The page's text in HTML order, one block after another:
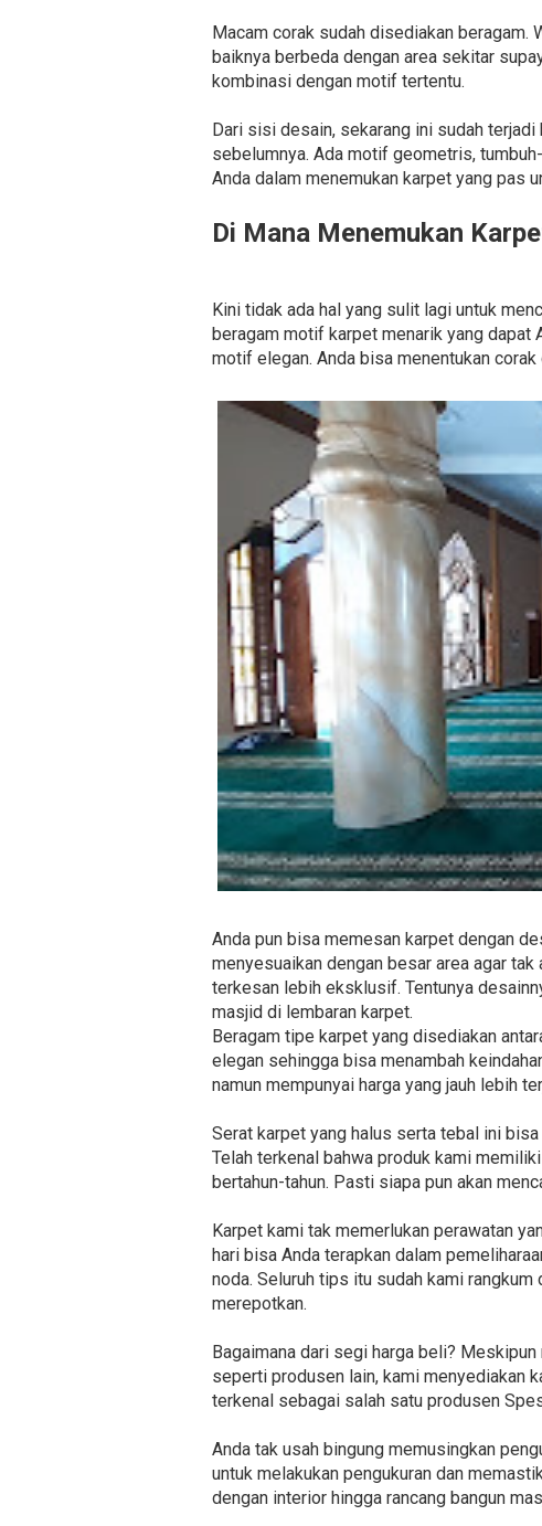
Macam corak sudah disediakan beragam.
baiknya berbeda dengan area sekitar
kombinasi dengan motif tertentu.
Dari sisi desain, sekarang ini sudah
sebelumnya. Ada motif geometris,
Anda dalam menemukan karpet yang pas
Di Mana Menemukan
Kini tidak ada hal yang sulit lagi untuk
beragam motif karpet menarik yang dapat
motif elegan. Anda bisa menentukan
Anda pun bisa memesan karpet dengan
menyesuaikan dengan besar area agar
terkesan lebih eksklusif. Tentunya
masjid di lembaran karpet.
Beragam tipe karpet yang disediakan
elegan sehingga bisa menambah
namun mempunyai harga yang jauh lebih
Serat karpet yang halus serta tebal ini
Telah terkenal bahwa produk kami
bertahun-tahun. Pasti siapa pun akan
Karpet kami tak memerlukan perawatan
hari bisa Anda terapkan dalam
noda. Seluruh tips itu sudah kami
merepotkan.
Bagaimana dari segi harga beli?
seperti produsen lain, kami menyediakan
terkenal sebagai salah satu produsen
Anda tak usah bingung memusingkan
untuk melakukan pengukuran dan
dengan interior hingga rancang bangun